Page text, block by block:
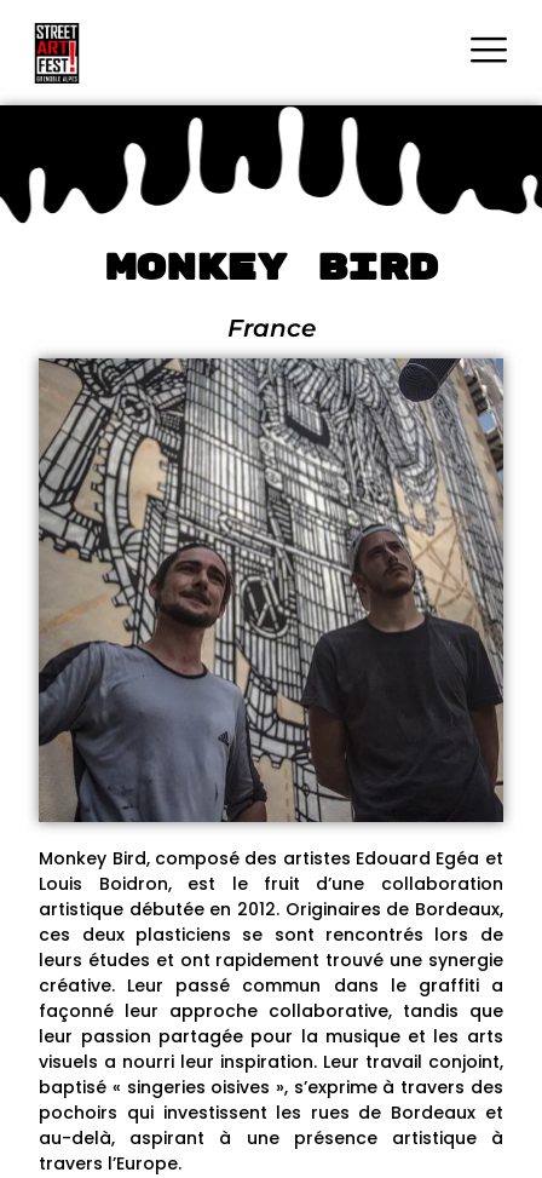
Monkey Bird
France
Monkey Bird, composé des artistes Edouard Egéa et
Louis Boidron, est le fruit d’une collaboration
artistique débutée en 2012. Originaires de Bordeaux,
ces deux plasticiens se sont rencontrés lors de
leurs études et ont rapidement trouvé une synergie
créative. Leur passé commun dans le graffiti a
façonné leur approche collaborative, tandis que
leur passion partagée pour la musique et les arts
visuels a nourri leur inspiration. Leur travail conjoint,
baptisé « singeries oisives », s’exprime à travers des
pochoirs qui investissent les rues de Bordeaux et
au-delà, aspirant à une présence artistique à
travers l’Europe.